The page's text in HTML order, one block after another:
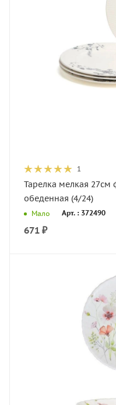
1
Тарелка мелкая
обеденная (4/24)
Мало Арт. : 372490
671 ₽